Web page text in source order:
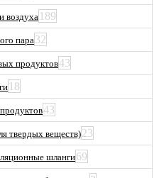
воздуха 189
пара32
продуктов43
18
43
твердых веществ)23
шланги69